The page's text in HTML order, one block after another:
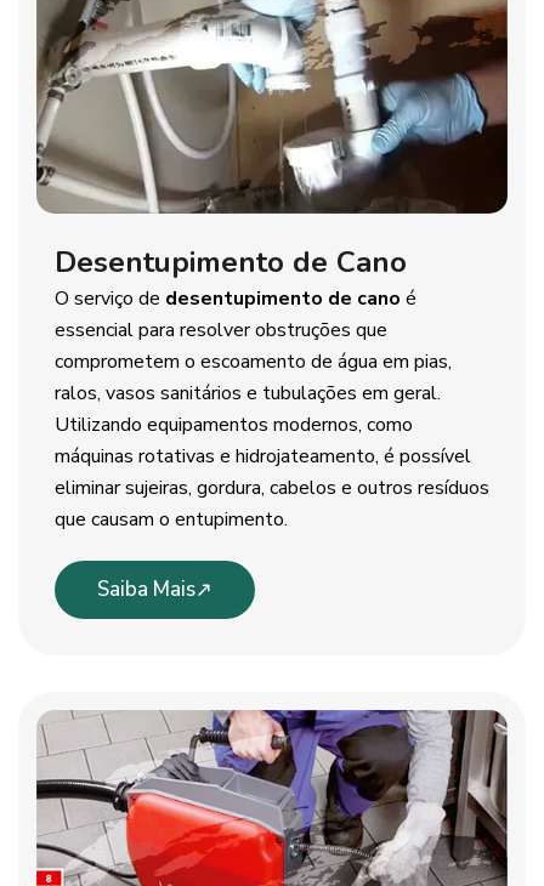
Desentupimento de Cano
O serviço de desentupimento de cano é
essencial para resolver obstruções que
comprometem o escoamento de água em pias,
ralos, vasos sanitários e tubulações em geral.
Utilizando equipamentos modernos, como
máquinas rotativas e hidrojateamento, é possível
eliminar sujeiras, gordura, cabelos e outros resíduos
que causam o entupimento.
Saiba Mais